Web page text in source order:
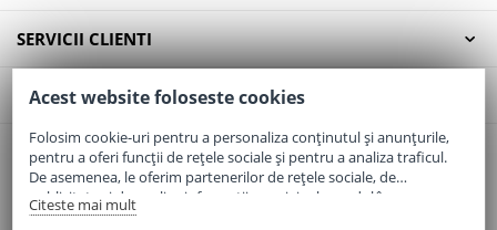
SERVICII CLIENTI
CONTACT
Email:office@elaptepraf.ro
Telefon:0745-964-449
Adresa:Sos. Borsului, Nr. 20, Oradea, Jud. Bihor
Acest website foloseste cookies
Folosim cookie-uri pentru a personaliza conținutul și anunțurile,
pentru a oferi funcții de rețele sociale și pentru a analiza traficul.
De asemenea, le oferim partenerilor de rețele sociale, de
publicitate și de analize informații cu privire la modul în care
folosiți site-ul nostru. Aceștia le pot combina cu alte informații
Citeste mai mult